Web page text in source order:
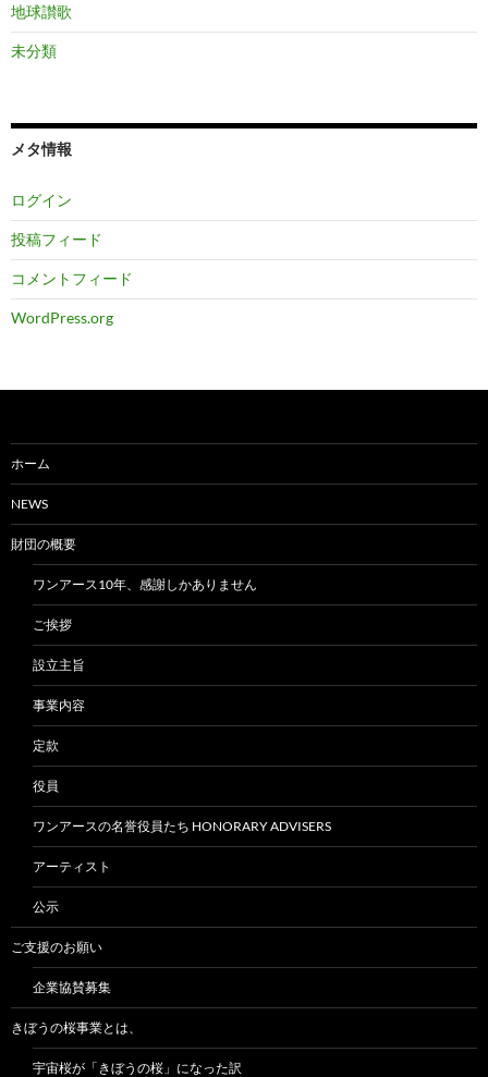
地球讃歌
未分類
メタ情報
ログイン
投稿フィード
コメントフィード
WordPress.org
ホーム
NEWS
財団の概要
ワンアース10年、感謝しかありません
ご挨拶
設立主旨
事業内容
定款
役員
ワンアースの名誉役員たち HONORARY ADVISERS
アーティスト
公示
ご支援のお願い
企業協賛募集
きぼうの桜事業とは、
宇宙桜が「きぼうの桜」になった訳